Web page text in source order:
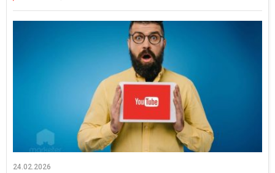
24.02.2026